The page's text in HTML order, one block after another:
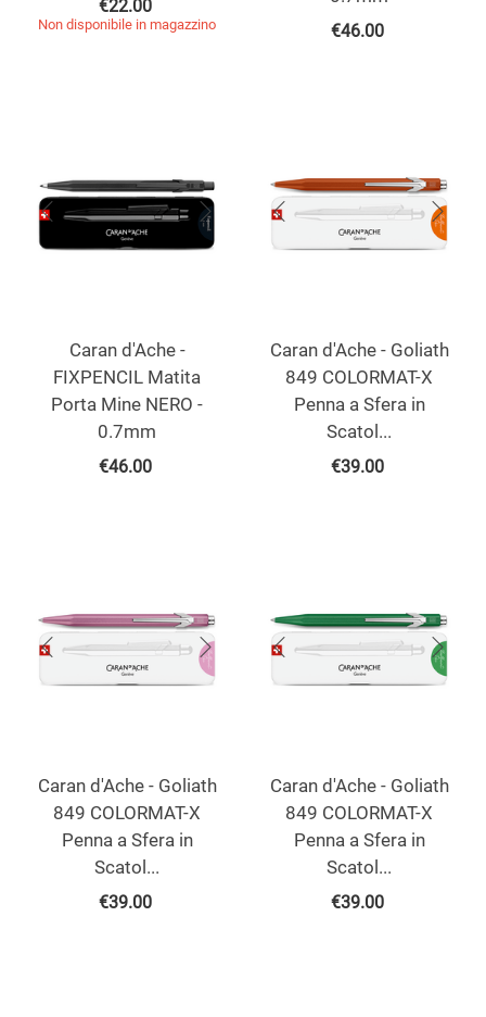
€22.00
Non disponibile in magazzino €46.00
Caran d'Ache -
FIXPENCIL Matita
Porta Mine NERO -
0.7mm
€46.00
Caran d'Ache - Goliath
849 COLORMAT-X
Penna a Sfera in
Scatol...
€39.00
Caran d'Ache - Goliath
849 COLORMAT-X
Penna a Sfera in
Scatol...
€39.00
Caran d'Ache - Goliath
849 COLORMAT-X
Penna a Sfera in
Scatol...
€39.00